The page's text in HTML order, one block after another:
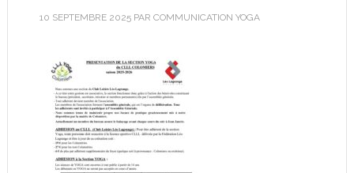
10 SEPTEMBRE 2025PAR COMMUNICATION YOGA